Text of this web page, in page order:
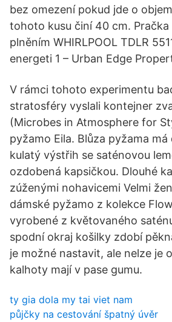
bez omezení pokud jde o
tohoto kusu činí 40 cm. Pračka
plněním WHIRLPOOL TDLR
energeti 1 – Urban Edge
V rámci tohoto experimentu
stratosféry vyslali kontejner
(Microbes in Atmosphere for
pyžamo Eila. Blůza pyžama má
kulatý výstřih se saténovou
ozdobená kapsičkou. Dlouhé
zúženými nohavicemi Velmi
dámské pyžamo z kolekce
vyrobené z květovaného
spodní okraj košilky zdobí
je možné nastavit, ale nelze je
kalhoty mají v pase gumu.
ty gia dola my tai viet nam
půjčky na cestování špatný úvěr